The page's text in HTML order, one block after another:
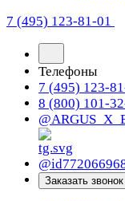
7 (495) 123-81-01
Телефоны
7 (495) 123-
8 (800) 101-
Заказать звонок